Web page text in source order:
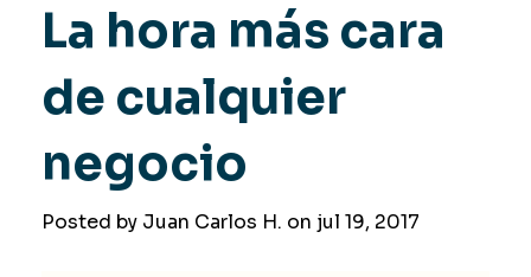
La hora más cara
de cualquier
negocio
Posted by Juan Carlos H. on jul 19, 2017